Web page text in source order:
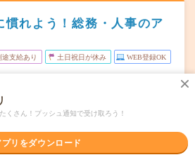
慣れよう！総務・人事のア
途支給あり 土日祝日が休み WEB登録OK
12分／芝川駅から車8分
） ※土日祝休み＋GW・夏季・年末年始の
くさん！プッシュ通知で受け取ろう！
プリをダウンロード